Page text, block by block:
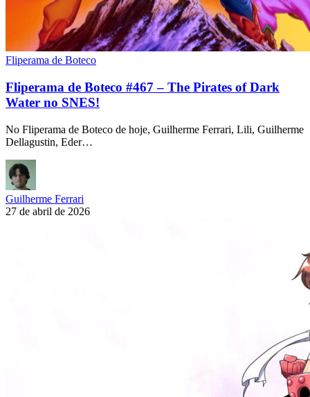
Fliperama de Boteco
Fliperama de Boteco #467 – The Pirates of Dark
Water no SNES!
No Fliperama de Boteco de hoje, Guilherme Ferrari, Lili, Guilherme
Dellagustin, Eder…
Guilherme Ferrari
27 de abril de 2026